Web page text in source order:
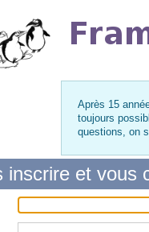
Après 15
toujours
questions, on
inscrire et vous